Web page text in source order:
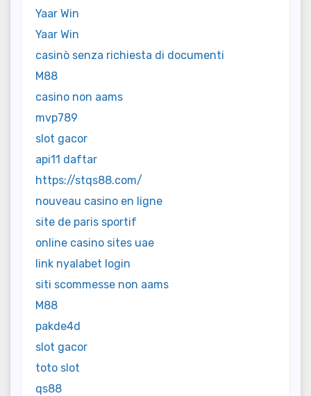
Yaar Win
Yaar Win
casinò senza richiesta di documenti
M88
casino non aams
mvp789
slot gacor
api11 daftar
https://stqs88.com/
nouveau casino en ligne
site de paris sportif
online casino sites uae
link nyalabet login
siti scommesse non aams
M88
pakde4d
slot gacor
toto slot
qs88